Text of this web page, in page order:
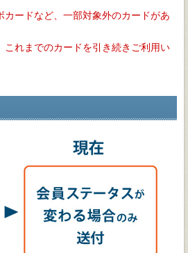
カードなど、一部対象外のカードがあ
これまでのカードを引き続きご利用い